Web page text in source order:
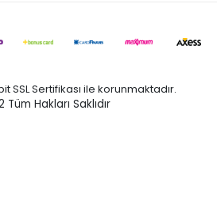
SSL Sertifikası ile korunmaktadır.
Tüm Hakları Saklıdır